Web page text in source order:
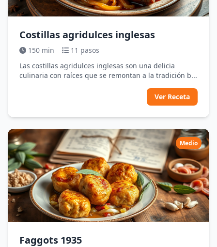
Costillas agridulces inglesas
150 min
11 pasos
Las costillas agridulces inglesas son una delicia
culinaria con raíces que se remontan a la tradición b...
Ver Receta
Medio
Faggots 1935